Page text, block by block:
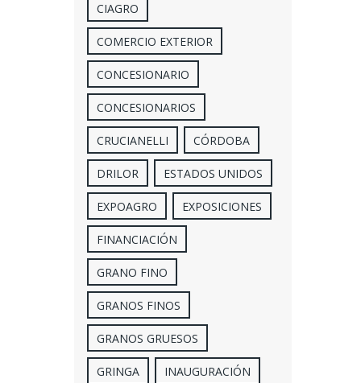
CIAGRO
COMERCIO EXTERIOR
CONCESIONARIO
CONCESIONARIOS
CRUCIANELLI CÓRDOBA
DRILOR ESTADOS UNIDOS
EXPOAGRO EXPOSICIONES
FINANCIACIÓN
GRANO FINO
GRANOS FINOS
GRANOS GRUESOS
GRINGA INAUGURACIÓN